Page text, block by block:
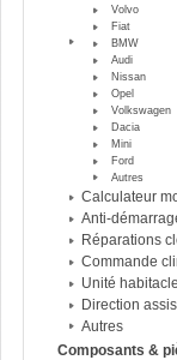
Volvo
Fiat
BMW
Audi
Nissan
Opel
Volkswagen
Dacia
Mini
Ford
Autres
Calculateur
Anti-
Réparations
Commande
Unité habitacle
Direction
Autres
Composants &